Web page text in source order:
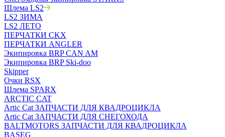
Шлема LS2
LS2 ЗИМА
LS2 ЛЕТО
ПЕРЧАТКИ CKX
ПЕРЧАТКИ ANGLER
Экипировка BRP CAN AM
Экипировка BRP Ski-doo
Skipper
Очки RSX
Шлема SPARX
ARCTIC CAT
Artic Cat ЗАПЧАСТИ ДЛЯ КВАДРОЦИКЛА
Artic Cat ЗАПЧАСТИ ДЛЯ СНЕГОХОДА
BALTMOTORS ЗАПЧАСТИ ДЛЯ КВАДРОЦИКЛА
BASEG